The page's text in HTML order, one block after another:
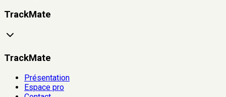
TrackMate
TrackMate
Présentation
Espace pro